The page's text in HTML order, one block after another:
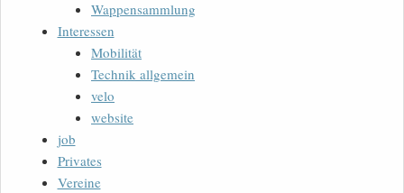
Wappensammlung
Interessen
Mobilität
Technik allgemein
velo
website
job
Privates
Vereine